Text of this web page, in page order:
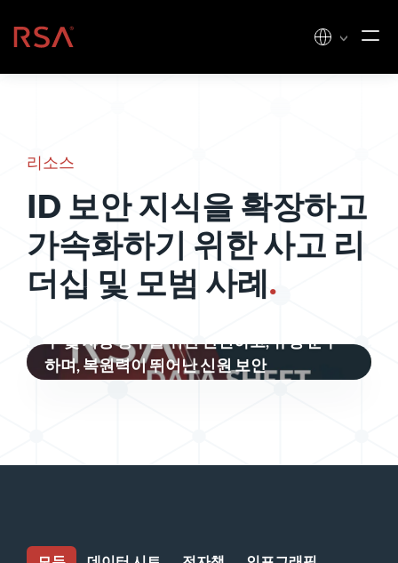
홈
리소스
ID 보안 지식을 확장하고
가속화하기 위한 사고 리
더십 및 모범 사례.
주 및 지방 정부를 위한 안전하고, 규정 준수
하며, 복원력이 뛰어난 신원 보안